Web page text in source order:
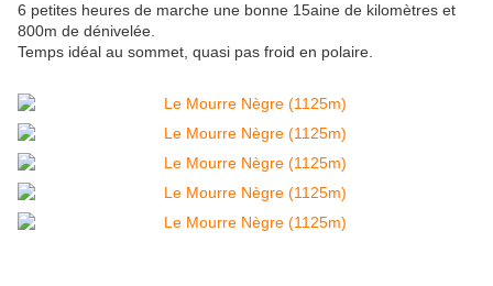
6 petites heures de marche une bonne 15aine de kilomètres et
800m de dénivelée.
Temps idéal au sommet, quasi pas froid en polaire.